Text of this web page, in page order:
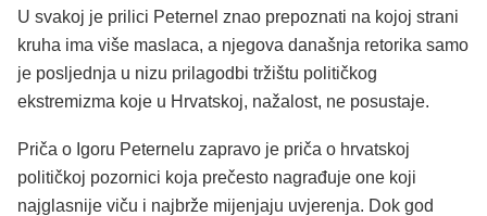
U svakoj je prilici Peternel znao prepoznati na kojoj strani
kruha ima više maslaca, a njegova današnja retorika samo
je posljednja u nizu prilagodbi tržištu političkog
ekstremizma koje u Hrvatskoj, nažalost, ne posustaje.
Priča o Igoru Peternelu zapravo je priča o hrvatskoj
političkoj pozornici koja prečesto nagrađuje one koji
najglasnije viču i najbrže mijenjaju uvjerenja. Dok god